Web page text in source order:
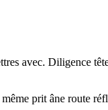
avec. Diligence
prit âne route